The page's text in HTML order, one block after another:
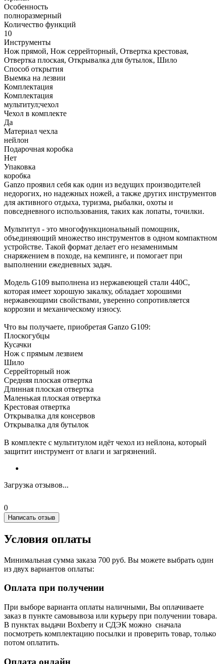
Особенность
полноразмерный
Количество функций
10
Инструменты
Нож прямой, Нож серрейторный, Отвертка крестовая,
Отвертка плоская, Открывалка для бутылок, Шило
Способ открытия
Выемка на лезвии
Комплектация
Комплектация
мультитул;чехол
Чехол в комплекте
Да
Материал чехла
нейлон
Подарочная коробка
Нет
Упаковка
коробка
Ganzo проявил себя как один из ведущих производителей
недорогих, но надежных ножей, а также других инструментов
для активного отдыха, туризма, рыбалки, охоты и
повседневного использования, таких как лопаты, точилки.
Мультитул - это многофункциональный помощник,
объединяющий множество инструментов в одном компактном
устройстве. Такой формат делает его незаменимым
снаряжением в походе, на кемпинге, и помогает при
выполнении ежедневных задач.
Модель G109 выполнена из нержавеющей стали 440С,
которая имеет хорошую закалку, обладает хорошими
нержавеющими свойствами, уверенно сопротивляется
коррозии и механическому износу.
Что вы получаете, приобретая Ganzo G109:
Плоскогубцы
Кусачки
Нож с прямым лезвием
Шило
Серрейторный нож
Средняя плоская отвертка
Длинная плоская отвертка
Маленькая плоская отвертка
Крестовая отвертка
Открывалка для консервов
Открывалка для бутылок
В комплекте с мультитулом идёт чехол из нейлона, который
защитит инструмент от влаги и загрязнений.
Загрузка отзывов...
0
Написать отзыв
Условия оплаты
Минимальная сумма заказа 700 руб. Вы можете выбрать один
из двух вариантов оплаты:
Оплата при получении
При выборе варианта оплаты наличными, Вы оплачиваете
заказ в пункте самовывоза или курьеру при получении товара.
В пунктах выдачи Boxberry и СДЭК можно сначала
посмотреть комплектацию посылки и проверить товар, только
потом оплатить.
Оплата онлайн